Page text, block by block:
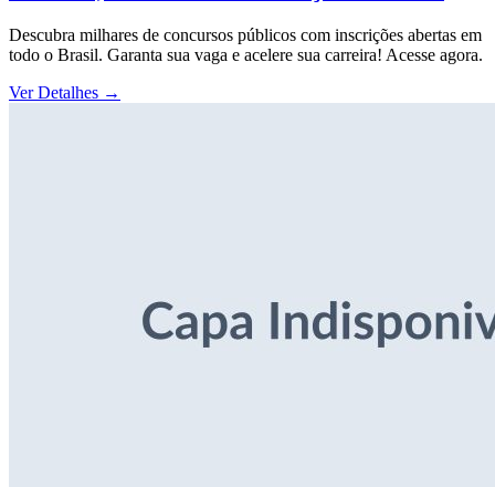
Descubra milhares de concursos públicos com inscrições abertas em
todo o Brasil. Garanta sua vaga e acelere sua carreira! Acesse agora.
Ver Detalhes →